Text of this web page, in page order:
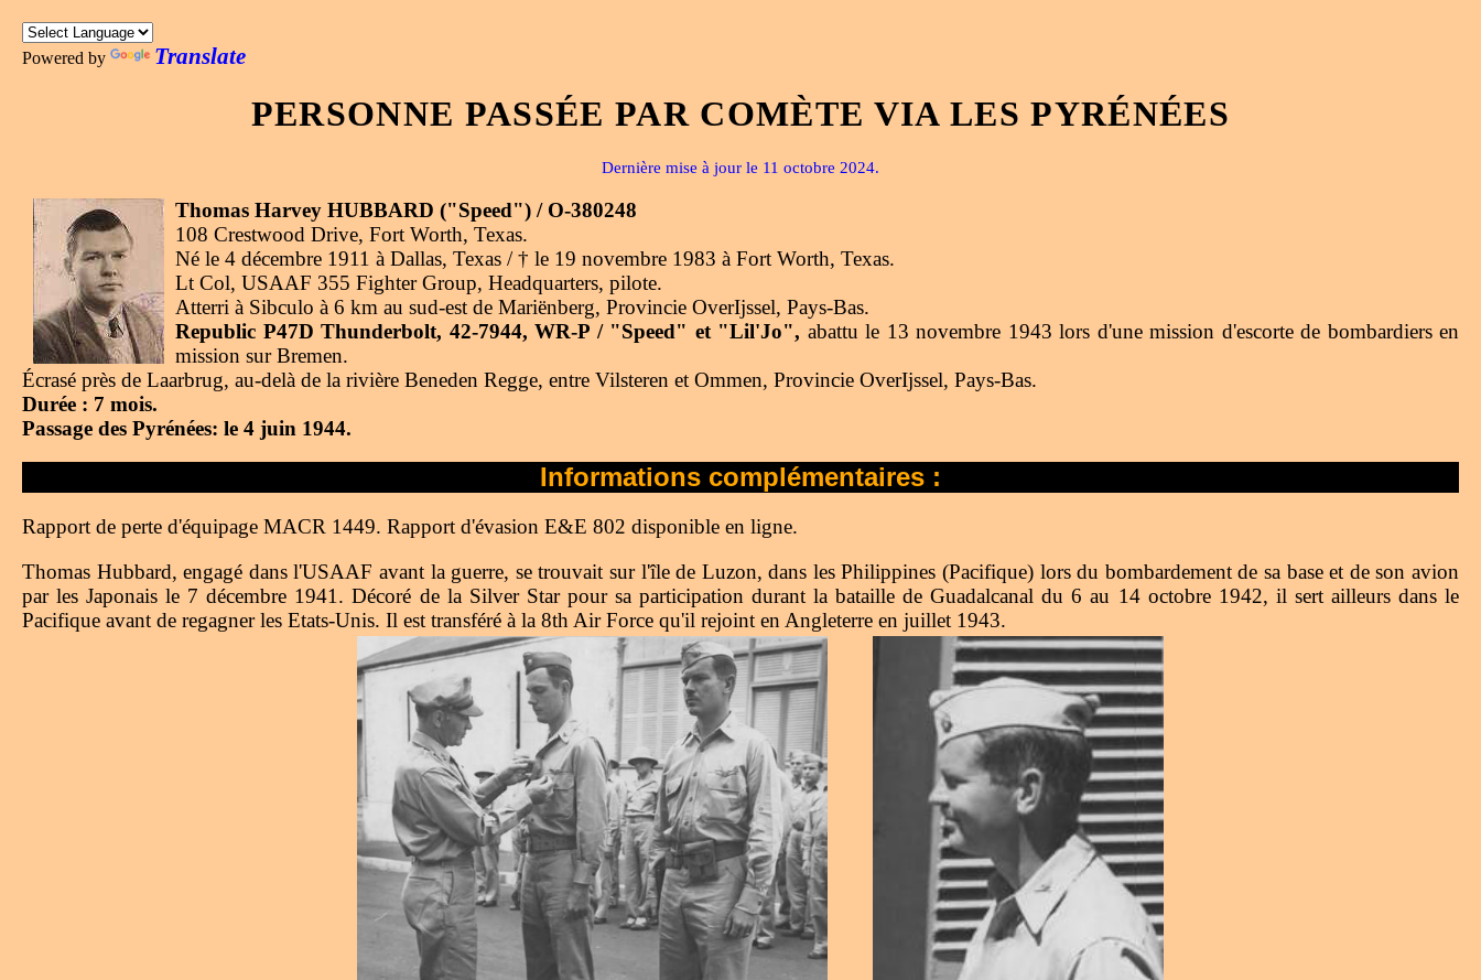
Powered by Translate
PERSONNE PASSÉE PAR COMÈTE VIA LES PYRÉNÉES
Dernière mise à jour le 11 octobre 2024.
Thomas Harvey HUBBARD ("Speed") / O-380248
108 Crestwood Drive, Fort Worth, Texas.
Né le 4 décembre 1911 à Dallas, Texas / † le 19 novembre 1983 à Fort Worth, Texas.
Lt Col, USAAF 355 Fighter Group, Headquarters, pilote.
Atterri à Sibculo à 6 km au sud-est de Mariënberg, Provincie OverIjssel, Pays-Bas.
Republic P47D Thunderbolt, 42-7944, WR-P / "Speed" et "Lil'Jo", abattu le 13 novembre 1943 lors d'une mission d'escorte de bombardiers en
mission sur Bremen.
Écrasé près de Laarbrug, au-delà de la rivière Beneden Regge, entre Vilsteren et Ommen, Provincie OverIjssel, Pays-Bas.
Durée : 7 mois.
Passage des Pyrénées: le 4 juin 1944.
Informations complémentaires :
Rapport de perte d'équipage MACR 1449. Rapport d'évasion E&E 802 disponible en ligne.
Thomas Hubbard, engagé dans l'USAAF avant la guerre, se trouvait sur l'île de Luzon, dans les Philippines (Pacifique) lors du bombardement de sa base et de son avion
par les Japonais le 7 décembre 1941. Décoré de la Silver Star pour sa participation durant la bataille de Guadalcanal du 6 au 14 octobre 1942, il sert ailleurs dans le
Pacifique avant de regagner les Etats-Unis. Il est transféré à la 8th Air Force qu'il rejoint en Angleterre en juillet 1943.